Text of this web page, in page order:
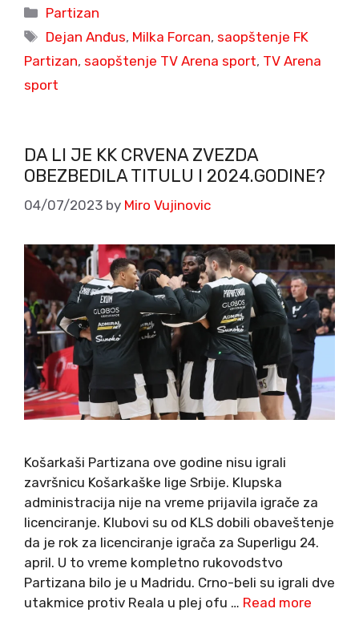
Categories
Partizan
Tags
Dejan Anđus, Milka Forcan, saopštenje FK
Partizan, saopštenje TV Arena sport, TV Arena
sport
DA LI JE KK CRVENA ZVEZDA
OBEZBEDILA TITULU I 2024.GODINE?
04/07/2023 by Miro Vujinovic
Košarkaši Partizana ove godine nisu igrali
završnicu Košarkaške lige Srbije. Klupska
administracija nije na vreme prijavila igrače za
licenciranje. Klubovi su od KLS dobili obaveštenje
da je rok za licenciranje igrača za Superligu 24.
april. U to vreme kompletno rukovodstvo
Partizana bilo je u Madridu. Crno-beli su igrali dve
utakmice protiv Reala u plej ofu … Read more